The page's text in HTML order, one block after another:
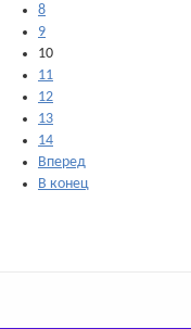
8
9
10
11
12
13
14
Вперед
В конец